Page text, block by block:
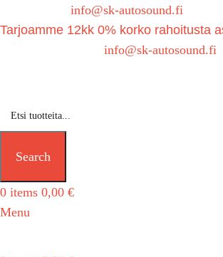
info@sk-autosound.fi
Tarjoamme 12kk 0% korko rahoitusta
info@sk-autosound.fi
Search
0 items 0,00 €
Menu